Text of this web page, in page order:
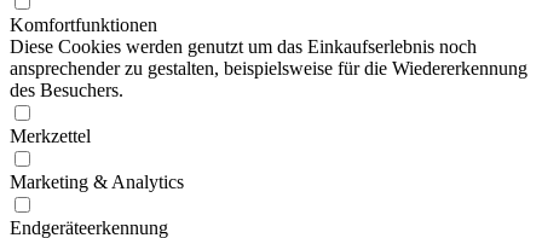
Komfortfunktionen
Diese Cookies werden genutzt um das Einkaufserlebnis noch
ansprechender zu gestalten, beispielsweise für die Wiedererkennung
des Besuchers.
Merkzettel
Marketing & Analytics
Endgeräteerkennung